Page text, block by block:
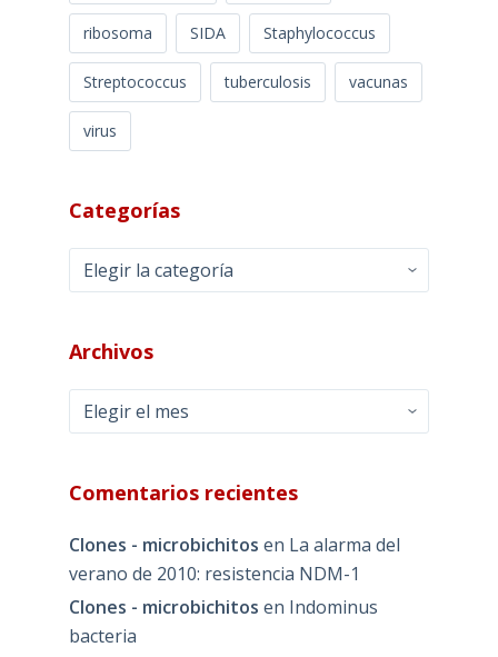
ribosoma SIDA Staphylococcus
Streptococcus tuberculosis vacunas
virus
Categorías
Categorías
Archivos
Archivos
Comentarios recientes
Clones - microbichitos en La alarma del
verano de 2010: resistencia NDM-1
Clones - microbichitos en Indominus
bacteria